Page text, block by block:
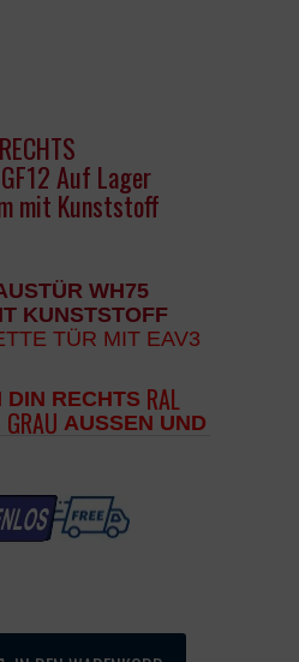
Auf Lager
mit Kunststoff
WH75
KUNSTSTOFF
TÜR MIT EAV3
DIN RECHTS RAL
AUSSEN UND I
hat gefrästen
Edelstahl Stoßgriff
innen Drücker M45